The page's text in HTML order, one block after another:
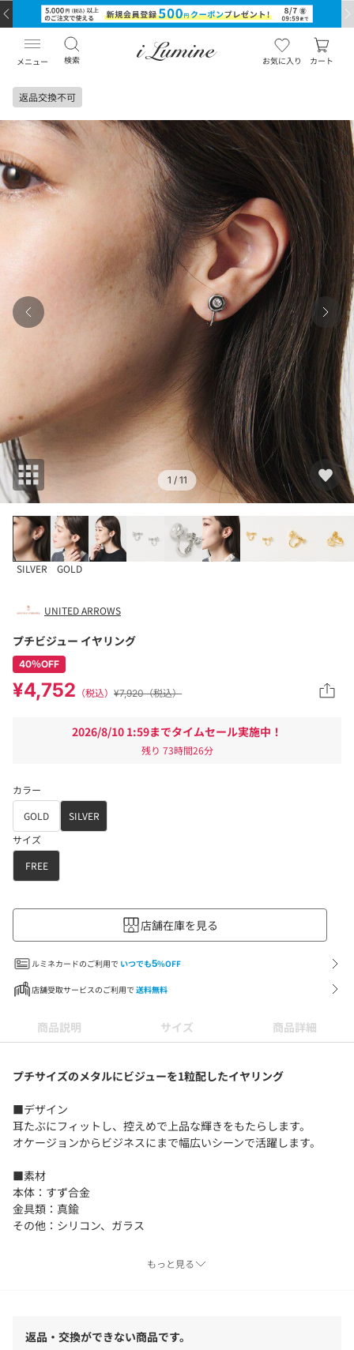
メニュー 検索 お気に入り カート
返品交換不可
1 / 11
SILVER GOLD
UNITED ARROWS
プチビジュー イヤリング
40％OFF
¥4,752 （税込） ¥7,920（税込）
2026/8/10 1:59までタイムセール実施中！
残り 73時間26分
カラー
GOLD
SILVER
サイズ
FREE
店舗在庫を見る
ルミネカードのご利用で いつでも5%OFF
店舗受取サービスのご利用で 送料無料
商品説明 サイズ 商品詳細
プチサイズのメタルにビジューを1粒配したイヤリング
■デザイン
耳たぶにフィットし、控えめで上品な輝きをもたらします。
オケージョンからビジネスにまで幅広いシーンで活躍します。
■素材
本体：すず合金
金具類：真鍮
その他：シリコン、ガラス
※商品に「取り扱い上の注意書き」、「洗濯表示」がございます
もっと見る
返品・交換ができない商品です。